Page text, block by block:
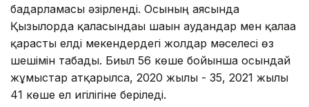
бағдарламасы әзірленді. Осының аясында
Қызылорда қаласындағы шағын аудандар мен қалаға
қарасты елді мекендердегі жолдар мәселесі өз
шешімін табады. Биыл 56 көше бойынша осындай
жұмыстар атқарылса, 2020 жылы - 35, 2021 жылы
41 көше ел игілігіне беріледі.